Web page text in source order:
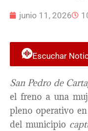
junio 11, 2026
Escuchar
San Pedro de
el freno a una
pleno operativo
del municipio